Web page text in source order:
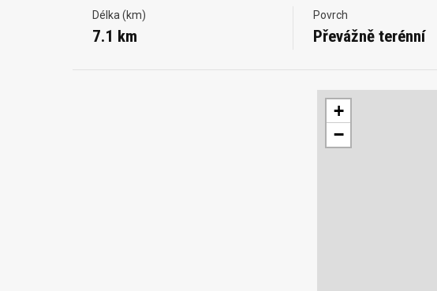
Délka (km)
7.1 km
Povrch
Převážně terénní
+
−